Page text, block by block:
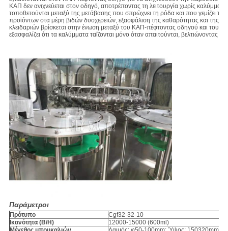
ΚΑΠ δεν ανιχνεύεται στον οδηγό, αποτρέποντας τη λειτουργία χωρίς
τοποθετούνται μεταξύ της μετάβασης που σπρώχνει τη ρόδα και που γεμίζει
προϊόντων στα μέρη βιδών δυσχερειών, εξασφάλιση της καθαρότητας και της
κλειδαριών βρίσκεται στην ένωση μεταξύ του ΚΑΠ-πέφτοντας οδηγού και του
εξασφαλίζει ότι τα καλύμματα ταΐζονται μόνο όταν απαιτούνται,
Παράμετροι
Πρότυπο
Cgf32-32-10
Ικανότητα (B/H)
12000-15000 (600ml)